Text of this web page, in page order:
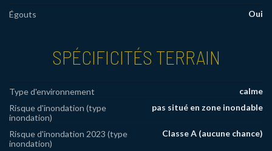
Égouts Oui
SPÉCIFICITÉS TERRAIN
Type d'environnement
calme
Risque d'inondation (type
inondation)
pas situé en zone inondable
Risque d'inondation 2023 (type
inondation)
Classe A (aucune chance)